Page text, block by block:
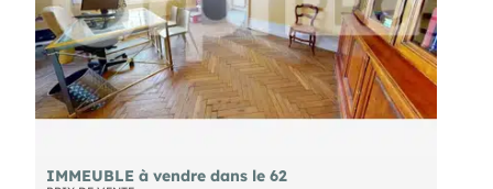
IMMEUBLE à vendre dans le 62